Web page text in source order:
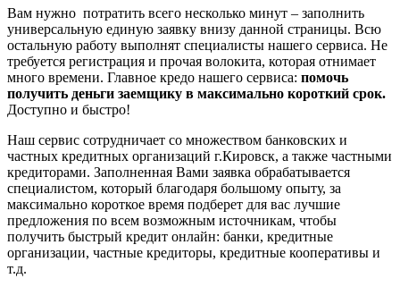
Вам нужно потратить всего несколько минут – заполнить
универсальную единую заявку внизу данной страницы. Всю
остальную работу выполнят специалисты нашего сервиса. Не
требуется регистрация и прочая волокита, которая отнимает
много времени. Главное кредо нашего сервиса: помочь
получить деньги заемщику в максимально короткий срок.
Доступно и быстро!
Наш сервис сотрудничает со множеством банковских и
частных кредитных организаций г.Кировск, а также частными
кредиторами. Заполненная Вами заявка обрабатывается
специалистом, который благодаря большому опыту, за
максимально короткое время подберет для вас лучшие
предложения по всем возможным источникам, чтобы
получить быстрый кредит онлайн: банки, кредитные
организации, частные кредиторы, кредитные кооперативы и
т.д.